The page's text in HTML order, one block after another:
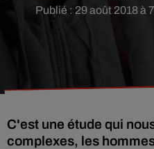
Publié : 29 août 2018 à
C'est une étude qui
complexes, les